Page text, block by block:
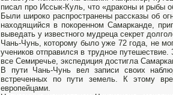
писал про Иссык-Куль, что «драконы и рыбы
Были широко распространены рассказы об
находящийся в покоренном Самарканде,
выведать у известного мудреца секрет
Чань-Чунь, которому было уже 72 года, не
учеников отправился в трудное
все Семиречье, экспедиция достигла
В пути Чань-Чунь вел записи своих
встреченных по пути земель. К этому
европейцами.